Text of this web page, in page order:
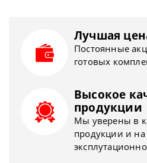
Лучшая
Постоянные
готовых
Высокое
продукции
Мы уверены в
продукции и